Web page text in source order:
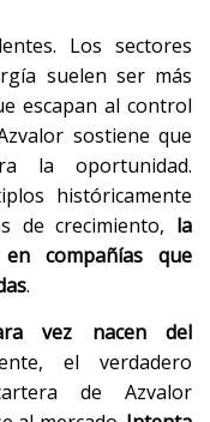
Los sectores
suelen ser más
escapan al control
sostiene que
la oportunidad.
históricamente
de crecimiento, la
compañías que
.
vez nacen del
el verdadero
de Azvalor